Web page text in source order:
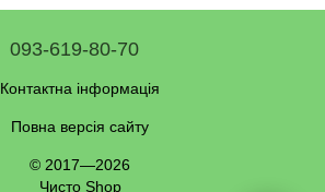
093-619-80-70
Контактна інформація
Повна версія сайту
© 2017—2026
Чисто Shop